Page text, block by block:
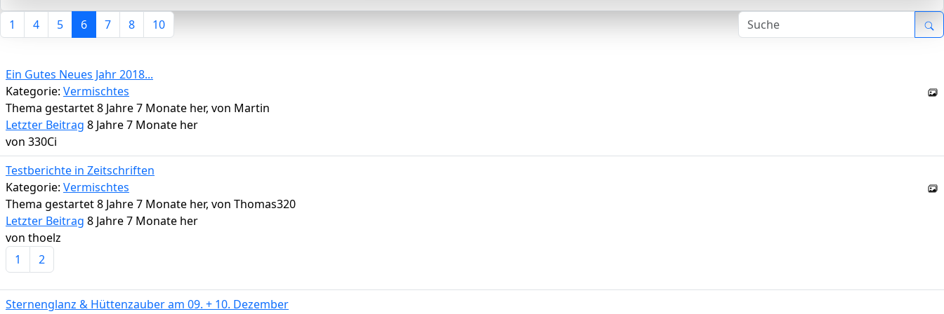
1 4 5 6 7 8 10
Ein Gutes Neues Jahr 2018...
Kategorie: Vermischtes
Thema gestartet 8 Jahre 7 Monate her, von Martin
Letzter Beitrag 8 Jahre 7 Monate her
von 330Ci
Testberichte in Zeitschriften
Kategorie: Vermischtes
Thema gestartet 8 Jahre 7 Monate her, von Thomas320
Letzter Beitrag 8 Jahre 7 Monate her
von thoelz
1
2
Sternenglanz & Hüttenzauber am 09. + 10. Dezember